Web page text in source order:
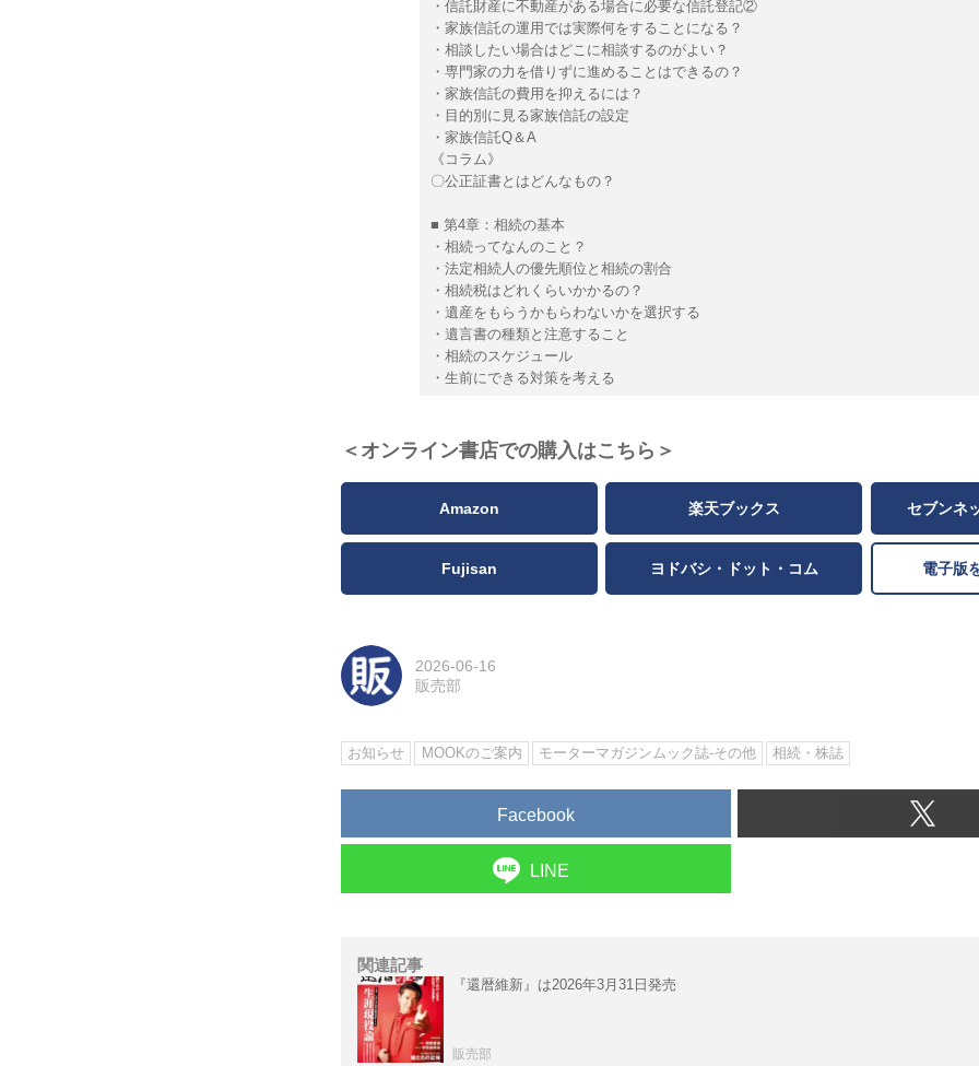
・信託財産に不動産がある場合に必要な信託登記②
・家族信託の運用では実際何をすることになる？
・相談したい場合はどこに相談するのがよい？
・専門家の力を借りずに進めることはできるの？
・家族信託の費用を抑えるには？
・目的別に見る家族信託の設定
・家族信託Q＆A
《コラム》
〇公正証書とはどんなもの？
■ 第4章：相続の基本
・相続ってなんのこと？
・法定相続人の優先順位と相続の割合
・相続税はどれくらいかかるの？
・遺産をもらうかもらわないかを選択する
・遺言書の種類と注意すること
・相続のスケジュール
・生前にできる対策を考える
＜オンライン書店での購入はこちら＞
Amazon 楽天ブックス セブンネ
Fujisan ヨドバシ・ドット・コム 電子版
2026-06-16
販売部
お知らせ MOOKのご案内 モーターマガジンムック誌-その他 相続・株誌
Facebook
LINE
関連記事
『還暦維新』は2026年3月31日発売
販売部